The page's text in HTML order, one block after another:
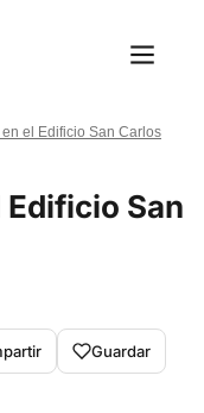
el Edificio San Carlos
San
Guardar